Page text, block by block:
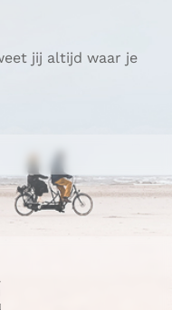
jij altijd waar je